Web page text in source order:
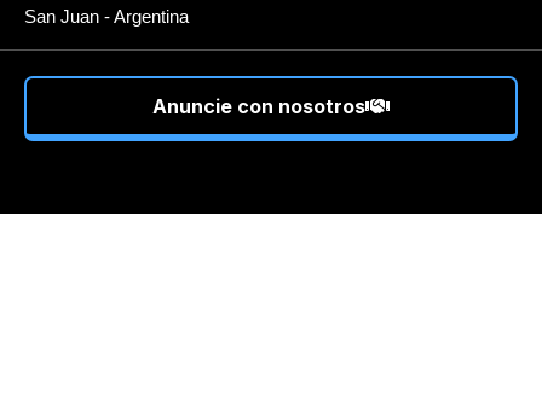
San Juan - Argentina
Anuncie con nosotros